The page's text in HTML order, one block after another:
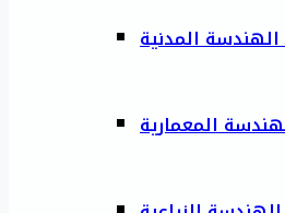
الهندسة المدنية
المعمارية